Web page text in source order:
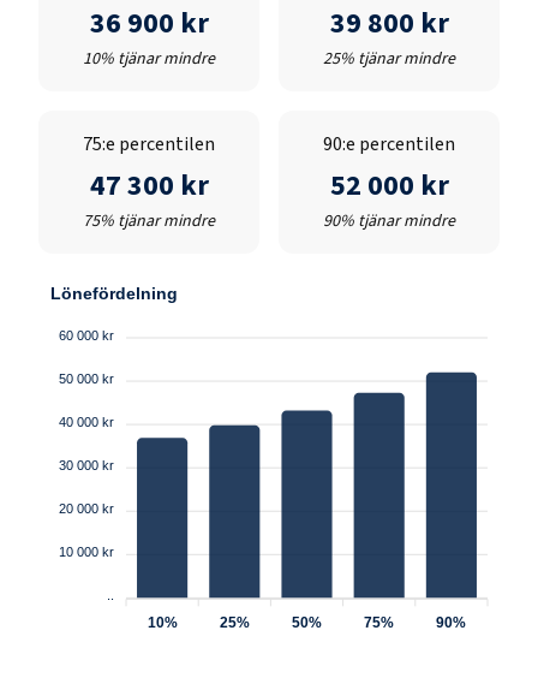
36 900 kr
10% tjänar mindre
39 800 kr
25% tjänar mindre
75:e percentilen
47 300 kr
75% tjänar mindre
90:e percentilen
52 000 kr
90% tjänar mindre
Lönefördelning
60 000 kr
50 000 kr
40 000 kr
30 000 kr
20 000 kr
10 000 kr
10% 25% 50% 75% 90%